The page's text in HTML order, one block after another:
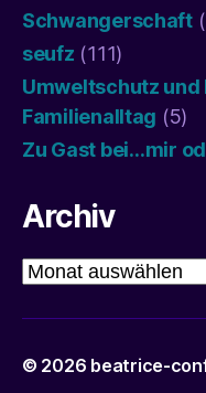
Schwangerschaft
seufz (111)
Umweltschutz
Familienalltag (5)
Zu Gast bei…mir
Archiv
Archiv
© 2026 beatrice-